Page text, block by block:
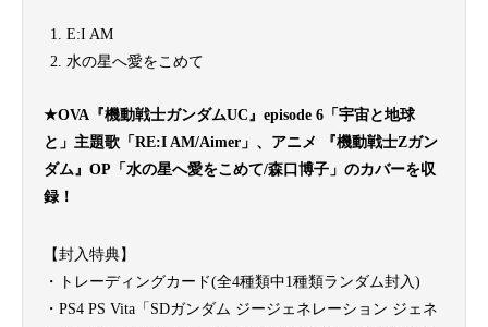
E:I AM
水の星へ愛をこめて
★OVA『機動戦士ガンダムUC』episode 6「宇宙と地球
と」主題歌「RE:I AM/Aimer」、アニメ 『機動戦士Ζガン
ダム』OP「水の星へ愛をこめて/森口博子」のカバーを収
録！
【封入特典】
・トレーディングカード(全4種類中1種類ランダム封入)
・PS4 PS Vita「SDガンダム ジージェネレーション ジェネ